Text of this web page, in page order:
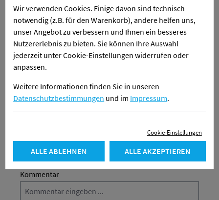
Nachname*
Kommentar
Wir verwenden Cookies. Einige davon sind technisch
notwendig (z.B. für den Warenkorb), andere helfen uns,
unser Angebot zu verbessern und Ihnen ein besseres
Nutzererlebnis zu bieten. Sie können Ihre Auswahl
jederzeit unter Cookie-Einstellungen widerrufen oder
anpassen.
Weitere Informationen finden Sie in unseren
Datenschutzbestimmungen und im Impressum.
Cookie-Einstellungen
ALLE ABLEHNEN ALLE AKZEPTIEREN